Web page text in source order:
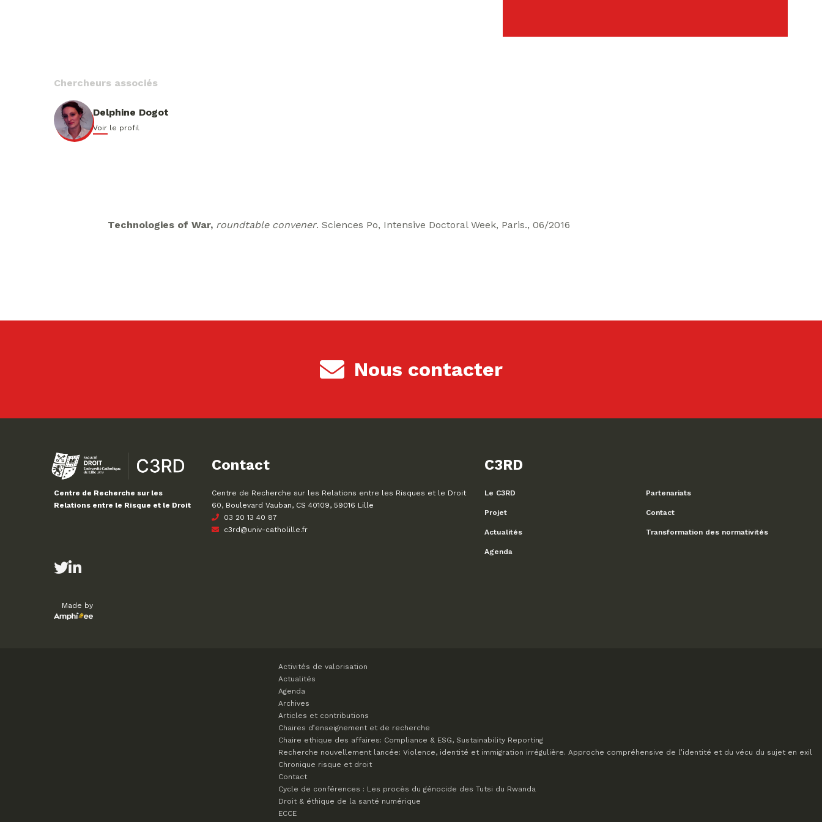
Chercheurs associés
Delphine Dogot
Voir le profil
Technologies of War, roundtable convener. Sciences Po, Intensive Doctoral Week, Paris., 06/2016
Nous contacter
Centre de Recherche sur les
Relations entre le Risque et le Droit
Contact
Centre de Recherche sur les Relations entre les Risques et le Droit
60, Boulevard Vauban, CS 40109, 59016 Lille
03 20 13 40 87
c3rd@univ-catholille.fr
C3RD
Le C3RD
Projet
Actualités
Agenda
Partenariats
Contact
Transformation des normativités
Made by
Activités de valorisation
Actualités
Agenda
Archives
Articles et contributions
Chaires d’enseignement et de recherche
Chaire ethique des affaires: Compliance & ESG, Sustainability Reporting
Recherche nouvellement lancée: Violence, identité et immigration irrégulière. Approche compréhensive de l’identité et du vécu du sujet en exil
Chronique risque et droit
Contact
Cycle de conférences : Les procès du génocide des Tutsi du Rwanda
Droit & éthique de la santé numérique
ECCE